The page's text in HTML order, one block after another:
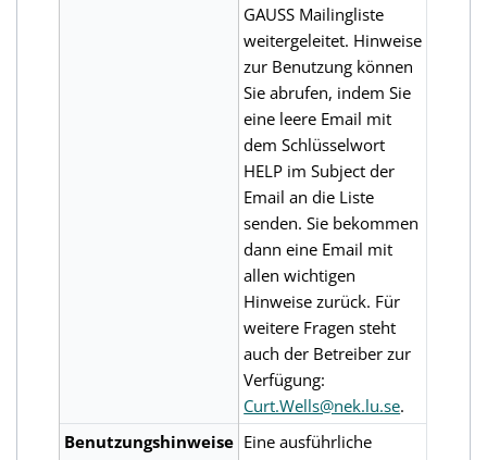
GAUSS Mailingliste
weitergeleitet. Hinweise
zur Benutzung können
Sie abrufen, indem Sie
eine leere Email mit
dem Schlüsselwort
HELP im Subject der
Email an die Liste
senden. Sie bekommen
dann eine Email mit
allen wichtigen
Hinweise zurück. Für
weitere Fragen steht
auch der Betreiber zur
Verfügung:
Curt.Wells@nek.lu.se.
Benutzungshinweise Eine ausführliche